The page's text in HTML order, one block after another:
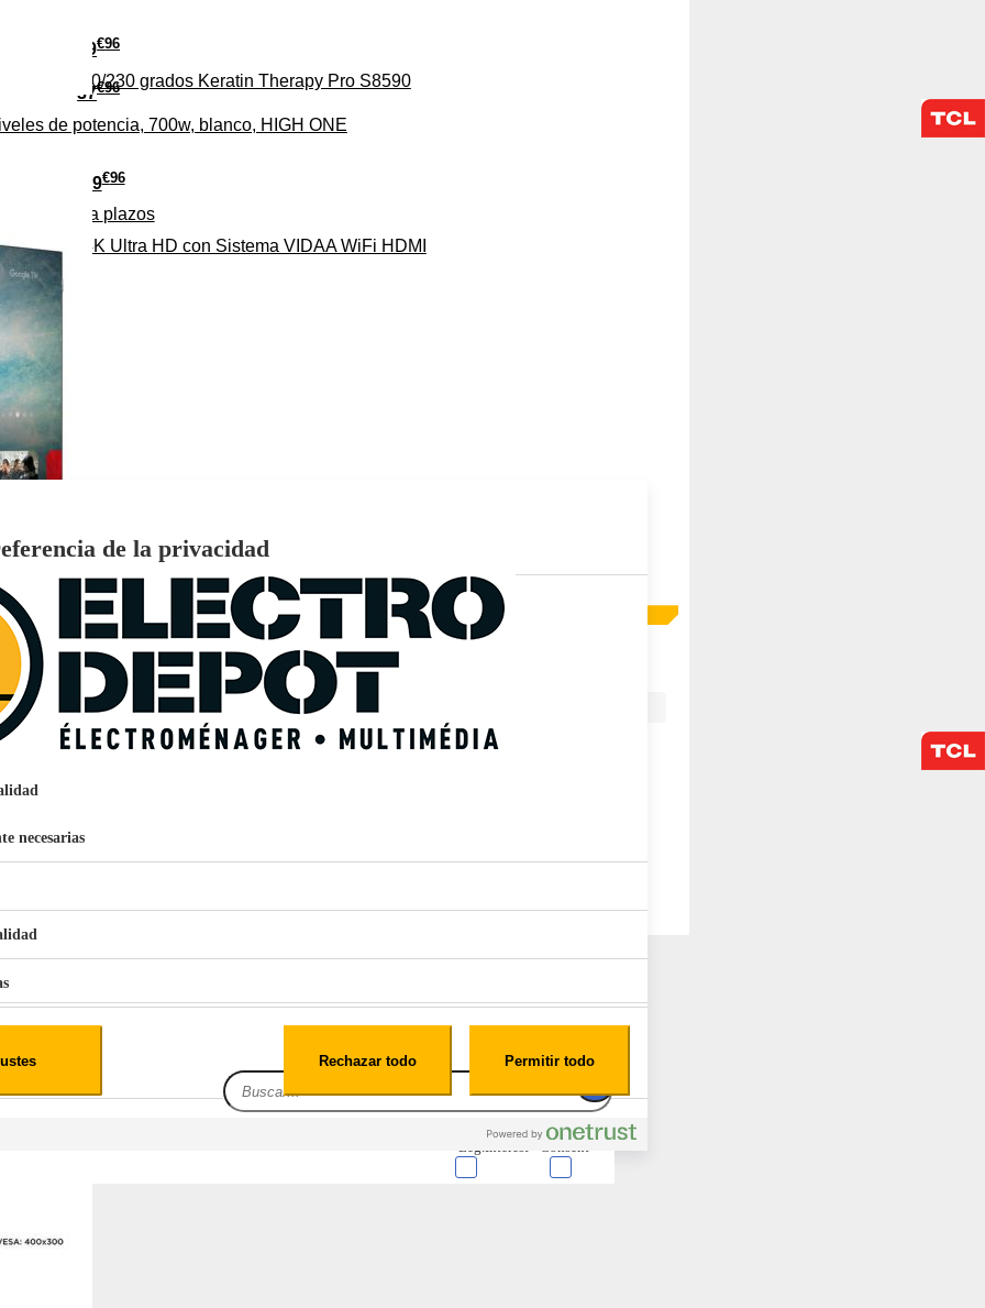
37€96
de potencia, 700w, blanco, HIGH ONE
1,1L Limpia Sofás Alfombras Coche SP3
29€96
160/230 grados Keratin Therapy Pro S8590
279€96
Pago a plazos
EL 4K Ultra HD con Sistema VIDAA WiFi HDMI
159€ 96
Pago aplazos
EcoTank EPSON ET-2861
de la privacidad
necesarias
Consent
Leg.Interest
Rechazar todo Permitir todo